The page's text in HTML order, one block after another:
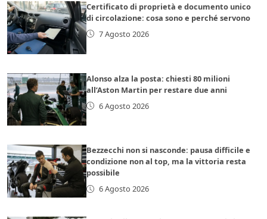
Certificato di proprietà e documento unico
di circolazione: cosa sono e perché servono
7 Agosto 2026
Alonso alza la posta: chiesti 80 milioni
all’Aston Martin per restare due anni
6 Agosto 2026
Bezzecchi non si nasconde: pausa difficile e
condizione non al top, ma la vittoria resta
possibile
6 Agosto 2026